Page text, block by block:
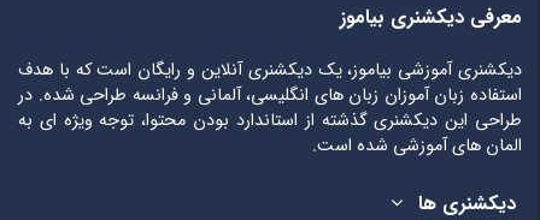
معرفی دیکشنری بیاموز
دیکشنری آموزشی بیاموز، یک دیکشنری آنلاین و رایگان است که با هدف
استفاده زبان آموزان زبان های انگلیسی، آلمانی و فرانسه طراحی شده. در
طراحی این دیکشنری گذشته از استاندارد بودن محتوا، توجه ویژه ای به
المان های آموزشی شده است.
دیکشنری ها